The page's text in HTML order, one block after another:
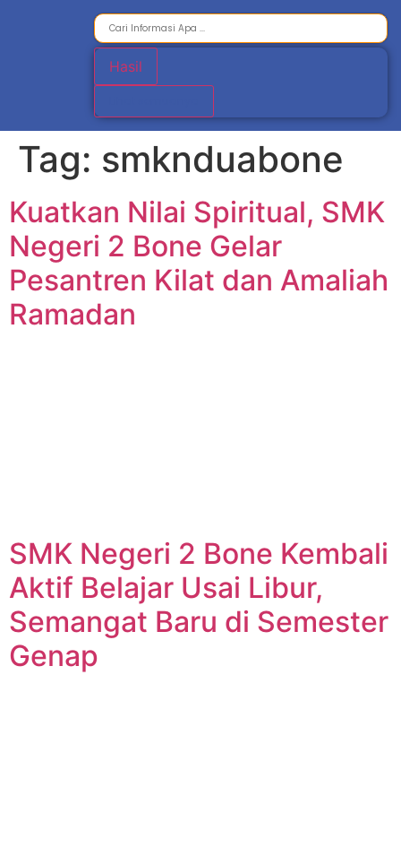
Hasil
Tag: smknduabone
Kuatkan Nilai Spiritual, SMK
Negeri 2 Bone Gelar
Pesantren Kilat dan Amaliah
Ramadan
SMK Negeri 2 Bone Kembali
Aktif Belajar Usai Libur,
Semangat Baru di Semester
Genap